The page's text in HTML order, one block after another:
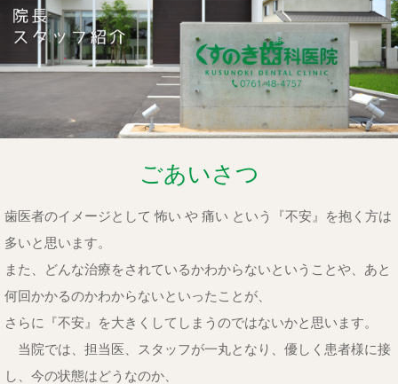
ごあいさつ
歯医者のイメージとして 怖い や 痛い という『不安』を抱く方は
多いと思います。
また、どんな治療をされているかわからないということや、あと
何回かかるのかわからないといったことが、
さらに『不安』を大きくしてしまうのではないかと思います。
当院では、担当医、スタッフが一丸となり、優しく患者様に接
し、今の状態はどうなのか、